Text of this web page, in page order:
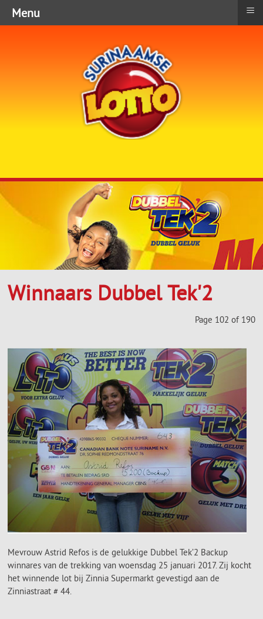
Winnaars Dubbel Tek'2
Page 102 of 190
Mevrouw Astrid Refos is de gelukkige Dubbel Tek’2 Backup
winnares van de trekking van woensdag 25 januari 2017. Zij kocht
het winnende lot bij Zinnia Supermarkt gevestigd aan de
Zinniastraat # 44.
Menu ≡